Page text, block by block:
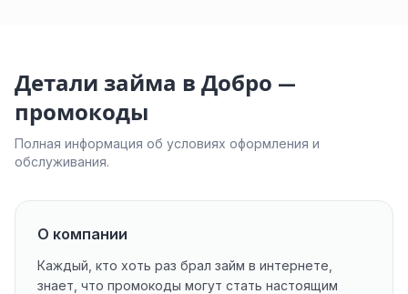
Детали займа в Добро —
промокоды
Полная информация об условиях оформления и
обслуживания.
О компании
Каждый, кто хоть раз брал займ в интернете,
знает, что промокоды могут стать настоящим